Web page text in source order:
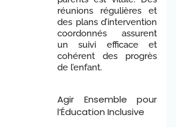
réunions régulières et
des plans d’intervention
coordonnés assurent
un suivi efficace et
cohérent des progrès
de l’enfant.
Agir Ensemble pour
l’Éducation Inclusive